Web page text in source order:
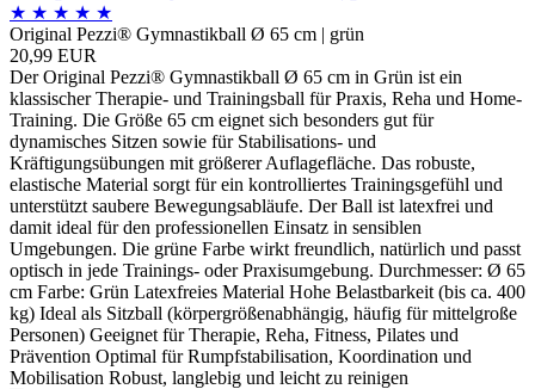
★ ★ ★ ★ ★
Original Pezzi® Gymnastikball Ø 65 cm | grün
20,99 EUR
Der Original Pezzi® Gymnastikball Ø 65 cm in Grün ist ein
klassischer Therapie- und Trainingsball für Praxis, Reha und Home-
Training. Die Größe 65 cm eignet sich besonders gut für
dynamisches Sitzen sowie für Stabilisations- und
Kräftigungsübungen mit größerer Auflagefläche. Das robuste,
elastische Material sorgt für ein kontrolliertes Trainingsgefühl und
unterstützt saubere Bewegungsabläufe. Der Ball ist latexfrei und
damit ideal für den professionellen Einsatz in sensiblen
Umgebungen. Die grüne Farbe wirkt freundlich, natürlich und passt
optisch in jede Trainings- oder Praxisumgebung. Durchmesser: Ø 65
cm Farbe: Grün Latexfreies Material Hohe Belastbarkeit (bis ca. 400
kg) Ideal als Sitzball (körpergrößenabhängig, häufig für mittelgroße
Personen) Geeignet für Therapie, Reha, Fitness, Pilates und
Prävention Optimal für Rumpfstabilisation, Koordination und
Mobilisation Robust, langlebig und leicht zu reinigen